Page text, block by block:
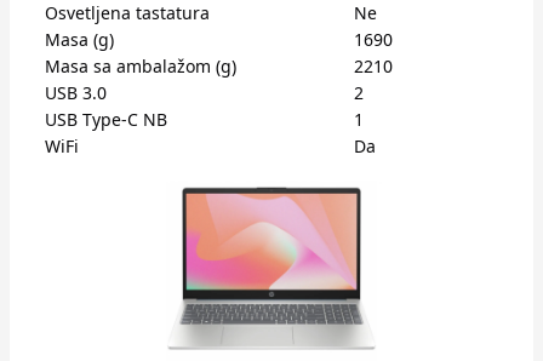
Osvetljena tastatura
Ne
Masa (g)
1690
Masa sa ambalažom (g)
2210
USB 3.0
2
USB Type-C NB
1
WiFi
Da